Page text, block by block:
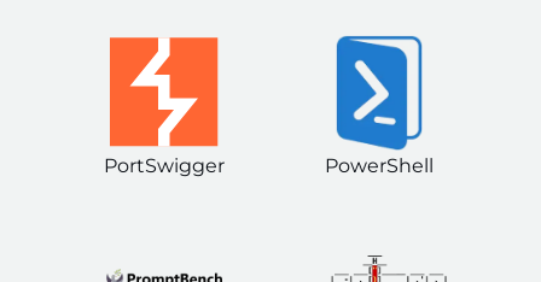
PortSwigger PowerShell